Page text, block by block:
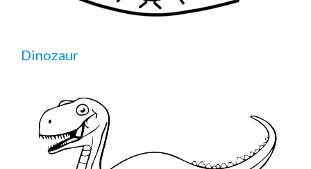
Dinozaur